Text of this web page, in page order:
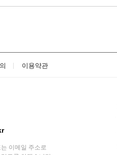
이용약관
이메일 주소로